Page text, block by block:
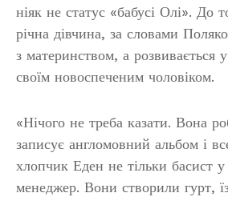
ніяк не статус «бабусі Олі». До
річна дівчина, за словами
з материнством, а розвивається
своїм новоспеченим чоловіком.
«Нічого не треба казати. Вона
записує англомовний альбом і
хлопчик Еден не тільки басист у
менеджер. Вони створили гурт,